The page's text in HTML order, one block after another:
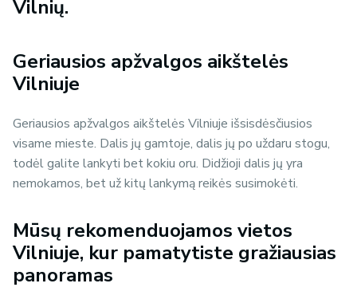
Vilnių.
Geriausios apžvalgos aikštelės
Vilniuje
Geriausios apžvalgos aikštelės Vilniuje išsisdėsčiusios
visame mieste. Dalis jų gamtoje, dalis jų po uždaru stogu,
todėl galite lankyti bet kokiu oru. Didžioji dalis jų yra
nemokamos, bet už kitų lankymą reikės susimokėti.
Mūsų rekomenduojamos vietos
Vilniuje, kur pamatytiste gražiausias
panoramas